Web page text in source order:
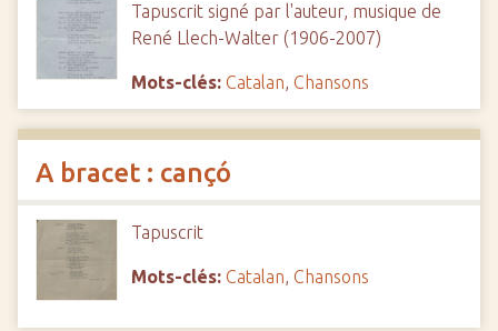
Tapuscrit signé par l'auteur, musique de
René Llech-Walter (1906-2007)
Mots-clés: Catalan, Chansons
A bracet : cançó
Tapuscrit
Mots-clés: Catalan, Chansons